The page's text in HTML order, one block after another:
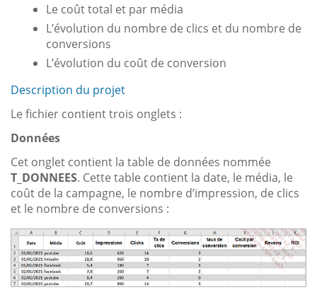
Le coût total et par média
L’évolution du nombre de clics et du nombre de
conversions
L’évolution du coût de conversion
Description du projet
Le fichier contient trois onglets :
Données
Cet onglet contient la table de données nommée
T_DONNEES. Cette table contient la date, le média, le
coût de la campagne, le nombre d’impression, de clics
et le nombre de conversions :